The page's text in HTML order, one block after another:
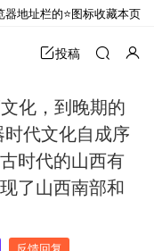
投稿
化，到晚期的
时代文化自成序
时代的山西有
了山西南部和
器地址栏的⭐图标收藏本页